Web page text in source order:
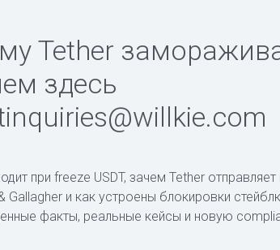
Tether
здесь
при freeze USDT, зачем Tether
Gallagher и как устроены блокировки
факты, реальные кейсы и новую